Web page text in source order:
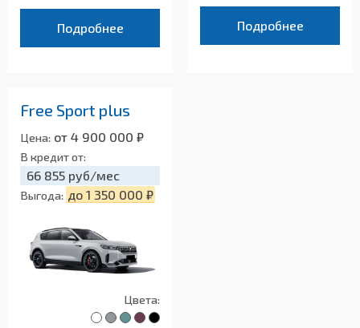
Подробнее Подробнее
Free Sport plus
Цена: от 4 900 000 ₽
В кредит от:
66 855 руб/мес
Выгода: до 1 350 000 ₽
Цвета: